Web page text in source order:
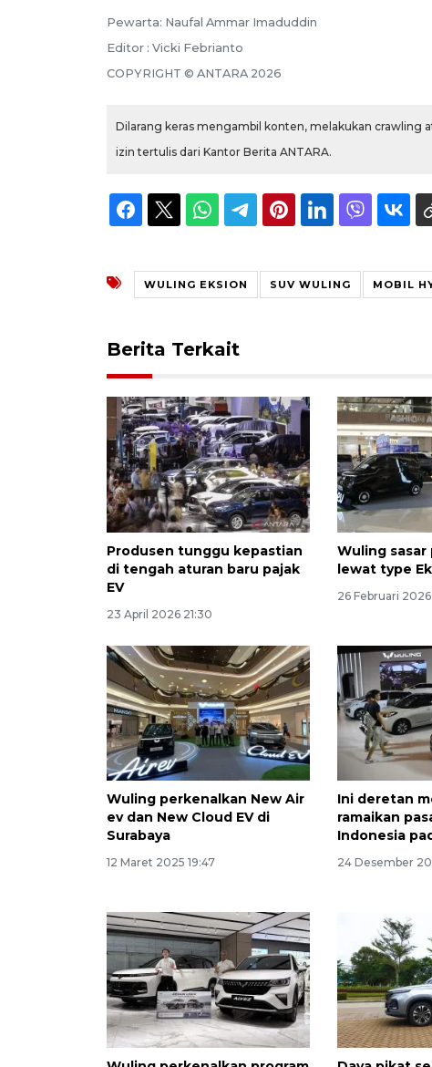
Pewarta: Naufal Ammar Imaduddin
Editor : Vicki Febrianto
COPYRIGHT © ANTARA 2026
Dilarang keras mengambil konten, melakukan crawling
izin tertulis dari Kantor Berita ANTARA.
WULING EKSION SUV WULING MOBIL
Berita Terkait
Produsen tunggu kepastian
di tengah aturan baru pajak
EV
23 April 2026 21:30
Wuling sasar
lewat type
26 Februari 2026
Wuling perkenalkan New Air
ev dan New Cloud EV di
Surabaya
12 Maret 2025 19:47
Ini deretan
ramaikan
Indonesia
24 Desember